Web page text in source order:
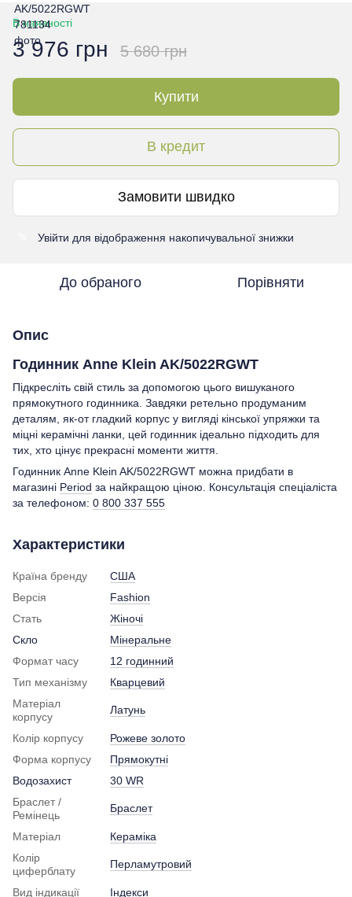
В наявності
3 976 грн 5 680 грн
Купити
В кредит
Замовити швидко
Увійти для відображення накопичувальної знижки
До обраного Порівняти
Опис
Годинник Anne Klein AK/5022RGWT
Підкресліть свій стиль за допомогою цього вишуканого
прямокутного годинника. Завдяки ретельно продуманим
деталям, як-от гладкий корпус у вигляді кінської упряжки та
міцні керамічні ланки, цей годинник ідеально підходить для
тих, хто цінує прекрасні моменти життя.
Годинник Anne Klein AK/5022RGWT можна придбати в
магазині Period за найкращою ціною. Консультація спеціаліста
за телефоном: 0 800 337 555
Характеристики
Країна бренду
США
Версія
Fashion
Стать
Жіночі
Скло
Мінеральне
Формат часу
12 годинний
Тип механізму
Кварцевий
Матеріал
корпусу
Латунь
Колір корпусу
Рожеве золото
Форма корпусу
Прямокутні
Водозахист
30 WR
Браслет /
Ремінець
Браслет
Матеріал
Кераміка
Колір
циферблату
Перламутровий
Вид індикації Індекси